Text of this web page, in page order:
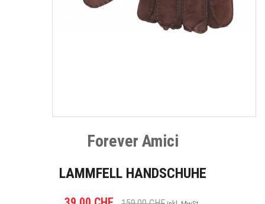
Forever Amici
LAMMFELL HANDSCHUHE